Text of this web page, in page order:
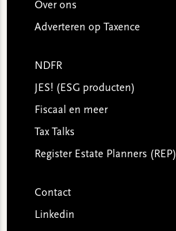
Over ons
Adverteren op Taxence
NDFR
JES! (ESG producten)
Fiscaal en meer
Tax Talks
Register Estate Planners (REP)
Contact
Linkedin